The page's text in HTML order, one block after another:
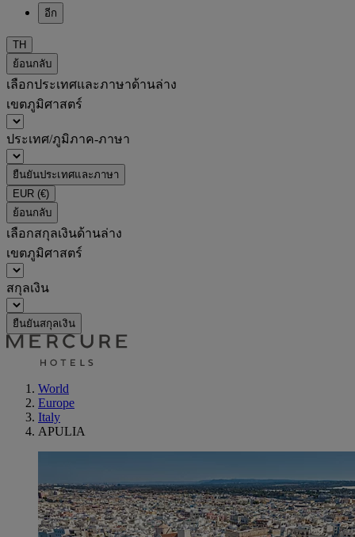
อีก
TH
ย้อนกลับ
เลือกประเทศและภาษาด้านล่าง
เขตภูมิศาสตร์
ประเทศ/ภูมิภาค-ภาษา
ยืนยันประเทศและภาษา
EUR (€)
ย้อนกลับ
เลือกสกุลเงินด้านล่าง
เขตภูมิศาสตร์
สกุลเงิน
ยืนยันสกุลเงิน
World
Europe
Italy
APULIA